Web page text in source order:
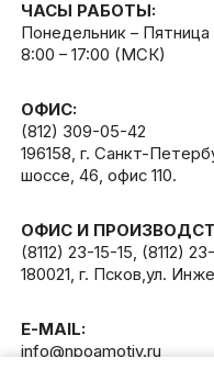
ЧАСЫ РАБОТЫ:
Понедельник – Пятница
8:00 – 17:00 (МСК)
ОФИС:
(812) 309-05-42
196158, г. Санкт-
шоссе, 46, офис 110.
ОФИС И
(8112) 23-15-15, (8112)
180021, г. Псков,ул.
E-MAIL:
info@npoamotiv.ru